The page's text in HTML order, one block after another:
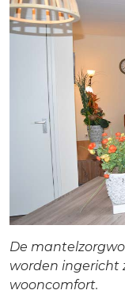
De
worden ingericht
wooncomfort.